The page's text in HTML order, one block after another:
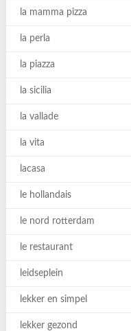
la mamma pizza
la perla
la piazza
la sicilia
la vallade
la vita
lacasa
le hollandais
le nord rotterdam
le restaurant
leidseplein
lekker en simpel
lekker gezond